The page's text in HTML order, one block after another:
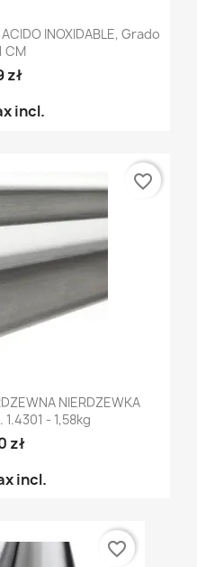
INOXIDABLE, Grado
CM
zł
incl.
NIERDZEWKA
1.4301 - 1,58kg
zł
incl.
favorite_border
favorite_border